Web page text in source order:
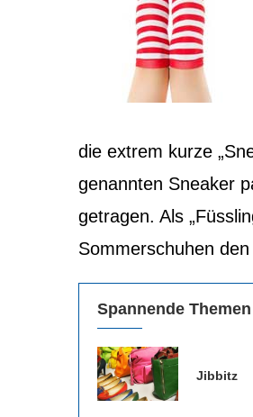
die extrem kurze
genannten Sneaker
getragen. Als
Sommerschuhen
Spannende
Jibbitz